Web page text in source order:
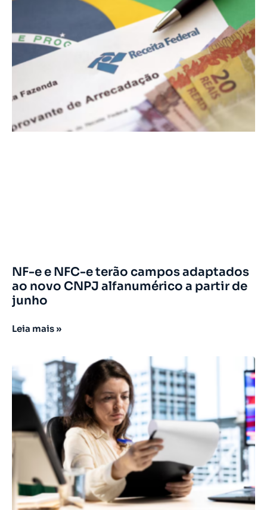
NF-e e NFC-e terão campos adaptados
ao novo CNPJ alfanumérico a partir de
junho
Leia mais »